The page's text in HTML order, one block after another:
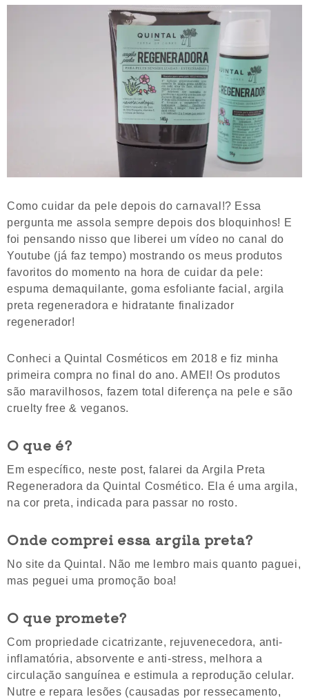
Como cuidar da pele depois do carnaval!? Essa
pergunta me assola sempre depois dos bloquinhos! E
foi pensando nisso que liberei um vídeo no canal do
Youtube (já faz tempo) mostrando os meus produtos
favoritos do momento na hora de cuidar da pele:
espuma demaquilante, goma esfoliante facial, argila
preta regeneradora e hidratante finalizador
regenerador!
Conheci a Quintal Cosméticos em 2018 e fiz minha
primeira compra no final do ano. AMEI! Os produtos
são maravilhosos, fazem total diferença na pele e são
cruelty free & veganos.
O que é?
Em específico, neste post, falarei da Argila Preta
Regeneradora da Quintal Cosmético. Ela é uma argila,
na cor preta, indicada para passar no rosto.
Onde comprei essa argila preta?
No site da Quintal. Não me lembro mais quanto paguei,
mas peguei uma promoção boa!
O que promete?
Com propriedade cicatrizante, rejuvenecedora, anti-
inflamatória, absorvente e anti-stress, melhora a
circulação sanguínea e estimula a reprodução celular.
Nutre e repara lesões (causadas por ressecamento,